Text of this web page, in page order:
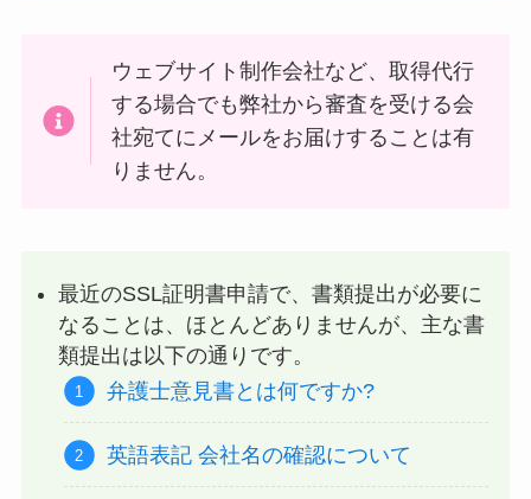
ウェブサイト制作会社など、取得代行
する場合でも弊社から審査を受ける会
社宛てにメールをお届けすることは有
りません。
最近のSSL証明書申請で、書類提出が必要に
なることは、ほとんどありませんが、主な書
類提出は以下の通りです。
弁護士意見書とは何ですか?
英語表記 会社名の確認について